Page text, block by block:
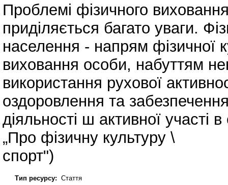
Проблемі фізичного
приділяється багато уваги.
населення - напрям фізичної
виховання особи, набуттям
використання рухової
оздоровлення та
діяльності ш активної участі
„Про фізичну культуру \
спорт")
Тип ресурсу: Стаття